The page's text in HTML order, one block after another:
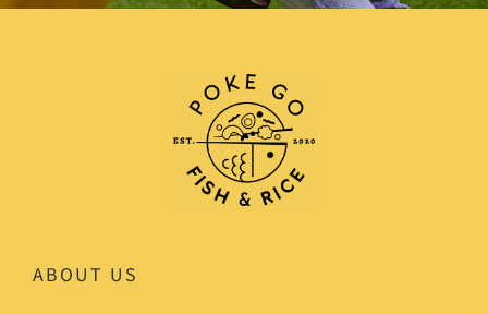
ABOUT US